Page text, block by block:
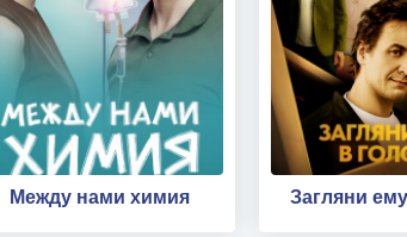
Между нами химия Загляни